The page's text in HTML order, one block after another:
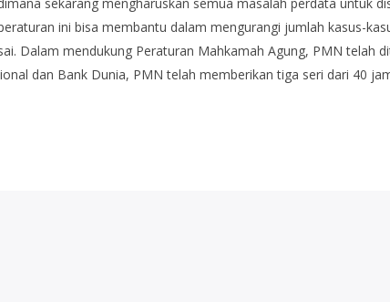
ini bisa membantu dalam mengurangi jumlah kasus-
Dalam mendukung Peraturan Mahkamah Agung, PMN telah
dan Bank Dunia, PMN telah memberikan tiga seri dari 40